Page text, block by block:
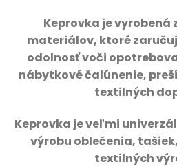
Keprovka je vyrobená
materiálov, ktoré
odolnosť voči
nábytkové čalúnenie,
textilných
Keprovka je veľmi
výrobu oblečenia,
textilných